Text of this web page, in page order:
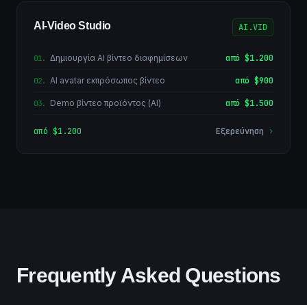
AI-Video Studio AI.VID
01. Δημιουργία AI βίντεο διαφημίσεων από $1.200
02. AI avatar εκπρόσωπος βίντεο από $900
03. Demo βίντεο προϊόντος (AI) από $1.500
από $1.200 Εξερεύνηση ›
Frequently Asked Questions